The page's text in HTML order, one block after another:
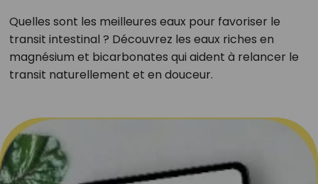
Quelles sont les meilleures eaux pour favoriser le
transit intestinal ? Découvrez les eaux riches en
magnésium et bicarbonates qui aident à relancer le
transit naturellement et en douceur.